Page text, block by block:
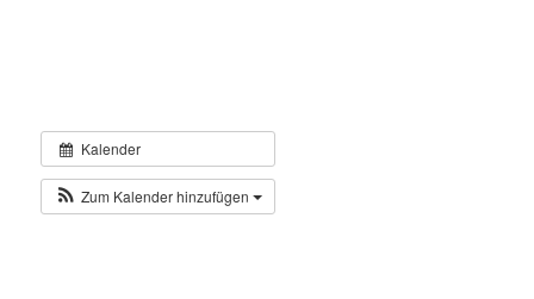
Kalender
Zum Kalender hinzufügen